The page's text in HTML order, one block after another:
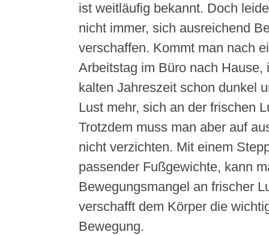
ist weitläufig bekannt. Doch
nicht immer, sich ausreichend
verschaffen. Kommt man nach
Arbeitstag im Büro nach Hause,
kalten Jahreszeit schon dunkel
Lust mehr, sich an der frischen
Trotzdem muss man aber auf
nicht verzichten. Mit einem
passender Fußgewichte, kann
Bewegungsmangel an frischer
verschafft dem Körper die
Bewegung.